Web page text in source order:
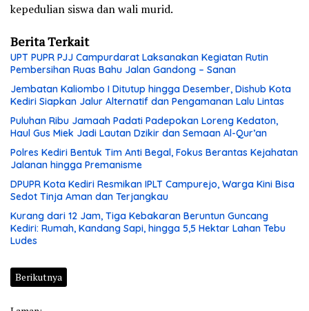
kepedulian siswa dan wali murid.
Berita Terkait
UPT PUPR PJJ Campurdarat Laksanakan Kegiatan Rutin
Pembersihan Ruas Bahu Jalan Gandong – Sanan
Jembatan Kaliombo I Ditutup hingga Desember, Dishub Kota
Kediri Siapkan Jalur Alternatif dan Pengamanan Lalu Lintas
Puluhan Ribu Jamaah Padati Padepokan Loreng Kedaton,
Haul Gus Miek Jadi Lautan Dzikir dan Semaan Al-Qur’an
Polres Kediri Bentuk Tim Anti Begal, Fokus Berantas Kejahatan
Jalanan hingga Premanisme
DPUPR Kota Kediri Resmikan IPLT Campurejo, Warga Kini Bisa
Sedot Tinja Aman dan Terjangkau
Kurang dari 12 Jam, Tiga Kebakaran Beruntun Guncang
Kediri: Rumah, Kandang Sapi, hingga 5,5 Hektar Lahan Tebu
Ludes
Berikutnya